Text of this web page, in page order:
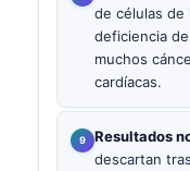
de células
deficiencia
muchos
cardíacas.
Resultados
descartan